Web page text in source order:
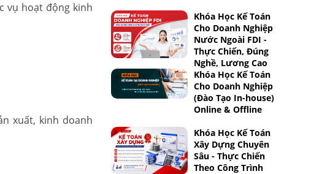
vụ hoạt động kinh
xuất, kinh doanh
Khóa Học Kế Toán
Cho Doanh Nghiệp
Nước Ngoài FDI -
Thực Chiến, Đúng
Nghề, Lương Cao
Khóa Học Kế Toán
Cho Doanh Nghiệp
(Đào Tạo In-house)
Online & Offline
Khóa Học Kế Toán
Xây Dựng Chuyên
Sâu - Thực Chiến
Theo Công Trình